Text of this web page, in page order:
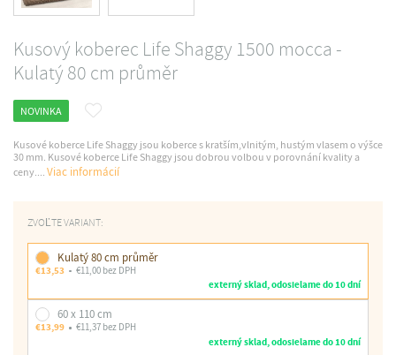
Kusový koberec Life Shaggy 1500 mocca -
Kulatý 80 cm průměr
NOVINKA
Kusové koberce Life Shaggy jsou koberce s kratším,vlnitým, hustým vlasem o výšce
30 mm. Kusové koberce Life Shaggy jsou dobrou volbou v porovnání kvality a
ceny....Viac informácií
ZVOĽTE VARIANT:
Kulatý 80 cm průměr
€13,53
€11,00 bez DPH
externý sklad, odosielame do 10 dní
60 x 110 cm
€13,99
€11,37 bez DPH
externý sklad, odosielame do 10 dní